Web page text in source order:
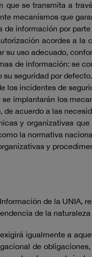
se transmita a
mecanismos que
información por
acordes a
su uso adecuado,
de información: se
seguridad por
los incidentes de
implantarán los
acuerdo a las
y organizativas
la normativa
y
de la
de la
igualmente a
de